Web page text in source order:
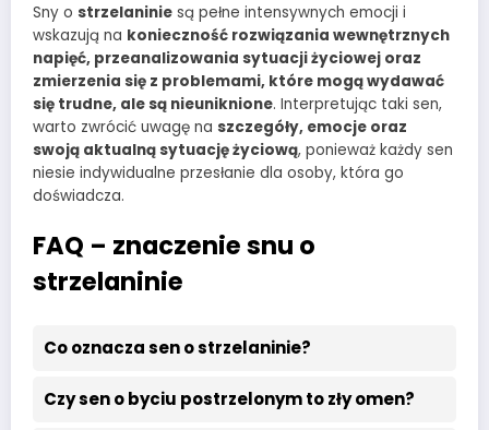
Sny o strzelaninie są pełne intensywnych emocji i
wskazują na konieczność rozwiązania wewnętrznych
napięć, przeanalizowania sytuacji życiowej oraz
zmierzenia się z problemami, które mogą wydawać
się trudne, ale są nieuniknione. Interpretując taki sen,
warto zwrócić uwagę na szczegóły, emocje oraz
swoją aktualną sytuację życiową, ponieważ każdy sen
niesie indywidualne przesłanie dla osoby, która go
doświadcza.
FAQ – znaczenie snu o
strzelaninie
Co oznacza sen o strzelaninie?
Czy sen o byciu postrzelonym to zły omen?